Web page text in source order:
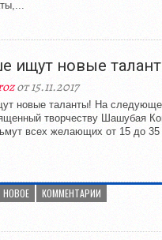
ищут новые
от 15.11.2017
новые таланты! На
творчеству Шашубая
всех желающих от 15 до
НОВОЕ КОММЕНТАРИИ